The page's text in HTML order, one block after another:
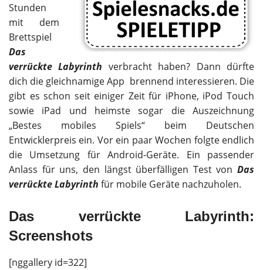
Stunden
mit dem
Brettspiel
Das
verrückte Labyrinth verbracht haben? Dann dürfte
dich die gleichnamige App brennend interessieren. Die
gibt es schon seit einiger Zeit für iPhone, iPod Touch
sowie iPad und heimste sogar die Auszeichnung
„Bestes mobiles Spiels“ beim Deutschen
Entwicklerpreis ein. Vor ein paar Wochen folgte endlich
die Umsetzung für Android-Geräte. Ein passender
Anlass für uns, den längst überfälligen Test von Das
verrückte Labyrinth für mobile Geräte nachzuholen.
Das verrückte Labyrinth:
Screenshots
[nggallery id=322]